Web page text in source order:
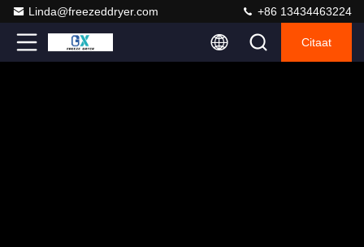
Linda@freezeddryer.com +86 13434463224
Citaat